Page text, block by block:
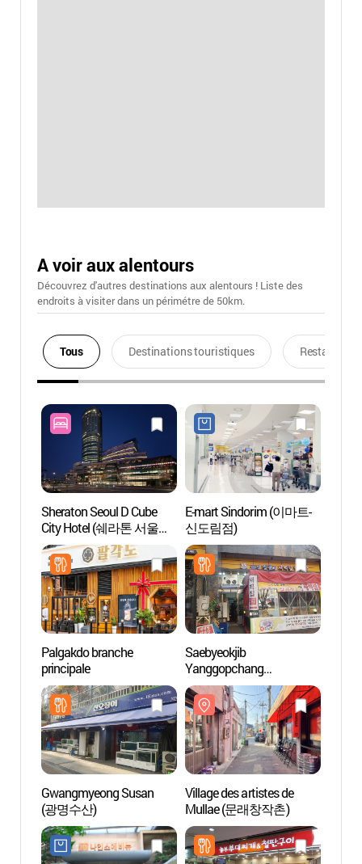
A voir aux alentours
Découvrez d'autres destinations aux alentours ! Liste des
endroits à visiter dans un périmétre de 50km.
Tous Destinations touristiques Restaurants
Sheraton Seoul D Cube
City Hotel (쉐라톤 서울
디큐브시티 호텔)
E-mart Sindorim (이마트-
신도림점)
Palgakdo branche
principale
Saebyeokjib
Yanggopchang
(새벽집양곱창)
Gwangmyeong Susan
(광명수산)
Village des artistes de
Mullae (문래창작촌)